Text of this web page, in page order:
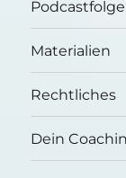
Materialien
Rechtliches
Dein